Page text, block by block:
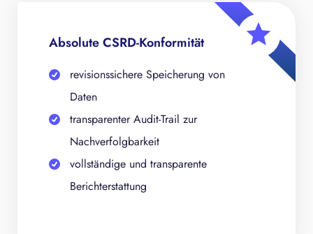
Absolute CSRD-Konformität
revisionssichere Speicherung von
Daten
transparenter Audit-Trail zur
Nachverfolgbarkeit
vollständige und transparente
Berichterstattung